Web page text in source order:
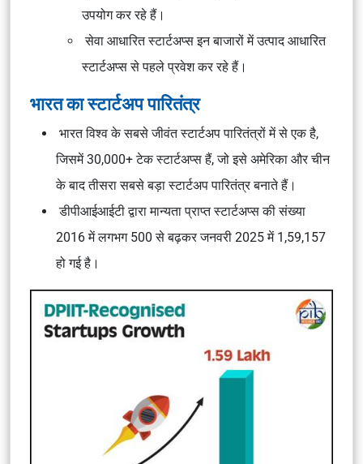
उपयोग कर रहे हैं।
सेवा आधारित स्टार्टअप्स इन बाजारों में उत्पाद आधारित
स्टार्टअप्स से पहले प्रवेश कर रहे हैं।
भारत का स्टार्टअप पारितंत्र
भारत विश्व के सबसे जीवंत स्टार्टअप पारितंत्रों में से एक है,
जिसमें 30,000+ टेक स्टार्टअप्स हैं, जो इसे अमेरिका और चीन
के बाद तीसरा सबसे बड़ा स्टार्टअप पारितंत्र बनाते हैं।
डीपीआईआईटी द्वारा मान्यता प्राप्त स्टार्टअप्स की संख्या
2016 में लगभग 500 से बढ़कर जनवरी 2025 में 1,59,157
हो गई है।